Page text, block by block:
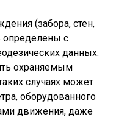
(забора, стен,
определены с
данных.
охраняемым
случаях может
оборудованного
движения, даже